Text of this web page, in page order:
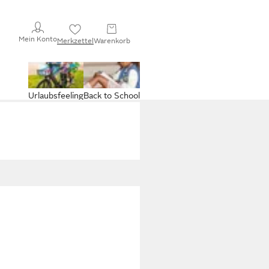
Mein KontoMerkzettelWarenkorb
Back to School
Urlaubsfeeling